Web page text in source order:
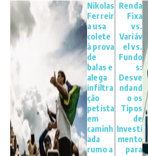
Nikolas
Ferreir
a usa
colete
à prova
de
balas e
alega
infiltra
ção
petista
em
caminh
ada
rumo a
Renda
Fixa
vs.
Variáv
el vs.
Fundo
s:
Desve
ndand
o os
Tipos
de
Investi
mento
para